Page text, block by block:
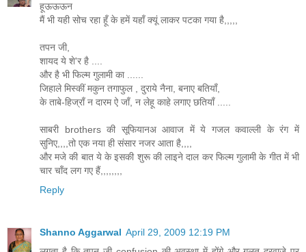
हूऊऊऊन
मैं भी यही सोच रहा हूँ के हमें यहाँ क्यूं लाकर पटका गया है,,,,,
तपन जी,
शायद ये शे'र है ....
और है भी फिल्म गुलामी का ......
जिहाले मिस्कीं मकुन तगाफुल , दुराये नैना, बनाए बतियाँ,
के ताबे-हिज्राँ न दारम ऐ जाँ, न लेहू काहे लगाए छतियाँ .....
साबरी brothers की सूफियानअ आवाज में ये गजल कवाल्ली के रंग में
सुनिए,,,,तो एक नया ही संसार नजर आता है,,,,
और मजे की बात ये के इसकी शुरू की लाइने दाल कर फिल्म गुलामी के गीत में भी
चार चाँद लग गए हैं,,,,,,,,
Reply
Shanno Aggarwal April 29, 2009 12:19 PM